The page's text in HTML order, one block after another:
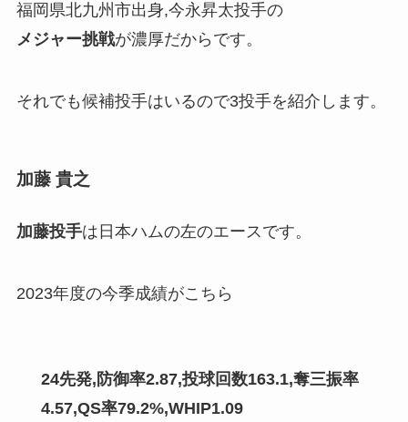
福岡県北九州市出身,今永昇太投手の
メジャー挑戦が濃厚だからです。
それでも候補投手はいるので3投手を紹介します。
加藤 貴之
加藤投手は日本ハムの左のエースです。
2023年度の今季成績がこちら
24先発,防御率2.87,投球回数163.1,奪三振率
4.57,QS率79.2%,WHIP1.09